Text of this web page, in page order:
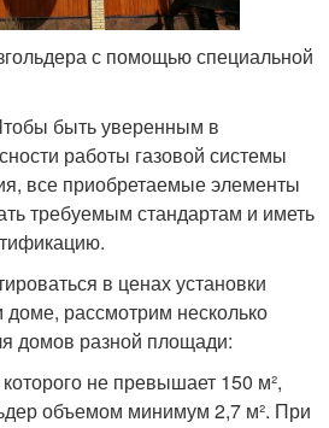
с помощью специальной
быть уверенным в
работы газовой системы
все приобретаемые элементы
требуемым стандартам и иметь
в ценах установки
доме, рассмотрим несколько
домов разной площади:
не превышает 150 м²,
объемом минимум 2,7 м². При